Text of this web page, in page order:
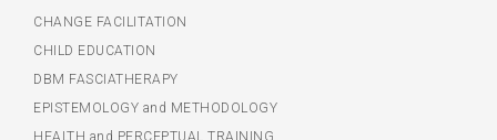
CHANGE FACILITATION
CHILD EDUCATION
DBM FASCIATHERAPY
EPISTEMOLOGY and METHODOLOGY
HEALTH and PERCEPTUAL TRAINING